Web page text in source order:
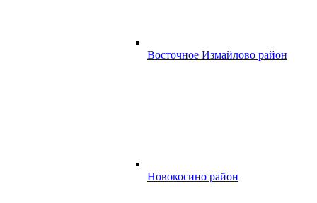
Восточное Измайлово район
Новокосино район